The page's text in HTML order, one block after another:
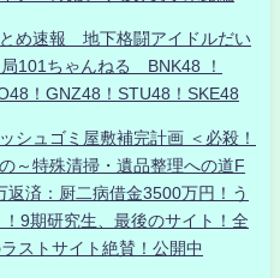
め速報 地下格闘アイドルだい
101ちゃんねる BNK48 ！
！GNZ48！STU48！SKE48
シュゴミ屋敷補完計画 ＜必殺！
～特殊清掃・遺品整理への道F
済：厨二病借金3500万円！う
9期研究生、最後のサイト！全
ストサイト絶賛！公開中